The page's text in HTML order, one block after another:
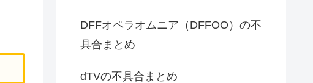
DFFオペラオムニア（DFFOO）の不
具合まとめ
dTVの不具合まとめ